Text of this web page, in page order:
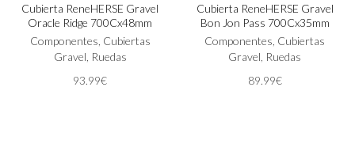
Cubierta ReneHERSE Gravel
Oracle Ridge 700Cx48mm
Componentes Cubiertas
Gravel Ruedas
93.99€
Cubierta ReneHERSE Gravel
Bon Jon Pass 700Cx35mm
Componentes Cubiertas
Gravel Ruedas
89.99€